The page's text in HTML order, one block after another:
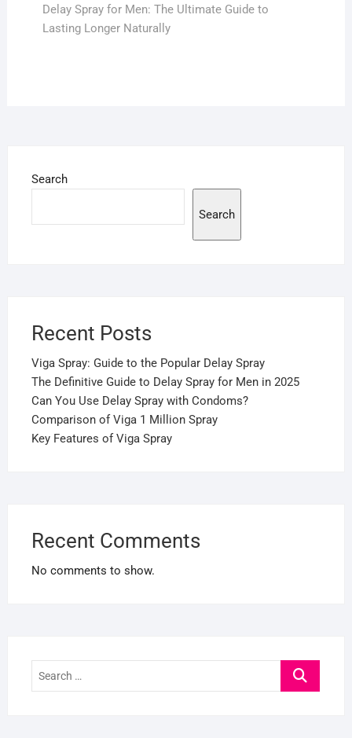
post:
Delay Spray for Men: The Ultimate Guide to
Lasting Longer Naturally
Search
Search
Recent Posts
Viga Spray: Guide to the Popular Delay Spray
The Definitive Guide to Delay Spray for Men in 2025
Can You Use Delay Spray with Condoms?
Comparison of Viga 1 Million Spray
Key Features of Viga Spray
Recent Comments
No comments to show.
Search